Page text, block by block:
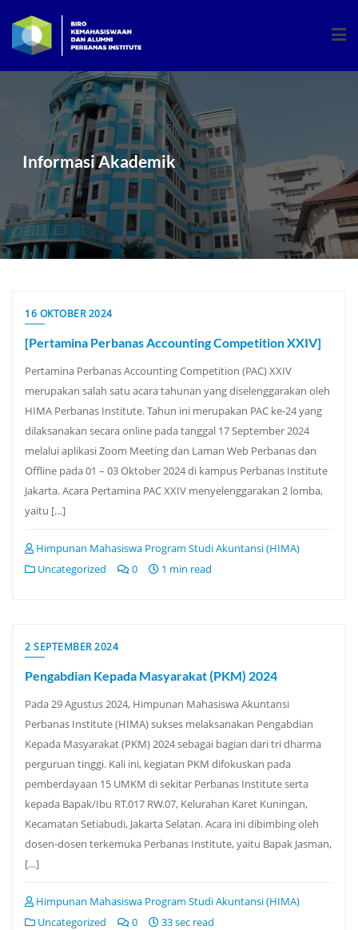
content
Informasi Akademik
16 OKTOBER 2024
[Pertamina Perbanas Accounting Competition XXIV]
Pertamina Perbanas Accounting Competition (PAC) XXIV
merupakan salah satu acara tahunan yang diselenggarakan oleh
HIMA Perbanas Institute. Tahun ini merupakan PAC ke-24 yang
dilaksanakan secara online pada tanggal 17 September 2024
melalui aplikasi Zoom Meeting dan Laman Web Perbanas dan
Offline pada 01 – 03 Oktober 2024 di kampus Perbanas Institute
Jakarta. Acara Pertamina PAC XXIV menyelenggarakan 2 lomba,
yaitu […]
Himpunan Mahasiswa Program Studi Akuntansi (HIMA)
Uncategorized
0 1 min read
2 SEPTEMBER 2024
Pengabdian Kepada Masyarakat (PKM) 2024
Pada 29 Agustus 2024, Himpunan Mahasiswa Akuntansi
Perbanas Institute (HIMA) sukses melaksanakan Pengabdian
Kepada Masyarakat (PKM) 2024 sebagai bagian dari tri dharma
perguruan tinggi. Kali ini, kegiatan PKM difokuskan pada
pemberdayaan 15 UMKM di sekitar Perbanas Institute serta
kepada Bapak/Ibu RT.017 RW.07, Kelurahan Karet Kuningan,
Kecamatan Setiabudi, Jakarta Selatan. Acara ini dibimbing oleh
dosen-dosen terkemuka Perbanas Institute, yaitu Bapak Jasman,
[…]
Himpunan Mahasiswa Program Studi Akuntansi (HIMA)
Uncategorized
0 33 sec read